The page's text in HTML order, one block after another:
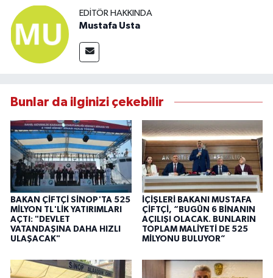
EDITÖR HAKKINDA
Mustafa Usta
Bunlar da ilginizi çekebilir
BAKAN ÇİFTÇİ SİNOP'TA 525
MİLYON TL'LİK YATIRIMLARI
AÇTI: "DEVLET
VATANDAŞINA DAHA HIZLI
ULAŞACAK"
İÇİŞLERİ BAKANI MUSTAFA
ÇİFTÇİ, “BUGÜN 6 BİNANIN
AÇILIŞI OLACAK. BUNLARIN
TOPLAM MALİYETİ DE 525
MİLYONU BULUYOR”